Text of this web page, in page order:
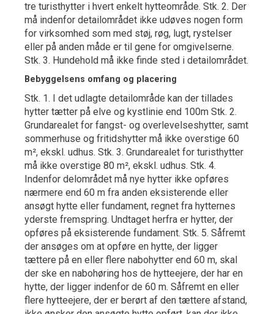
tre turisthytter i hvert enkelt hytteområde. Stk. 2. Der
må indenfor detailområdet ikke udøves nogen form
for virksomhed som med støj, røg, lugt, rystelser
eller på anden måde er til gene for omgivelserne.
Stk. 3. Hundehold må ikke finde sted i detailområdet.
Bebyggelsens omfang og placering
Stk. 1. I det udlagte detailområde kan der tillades
hytter tætter på elve og kystlinie end 100m Stk. 2.
Grundarealet for fangst- og overlevelseshytter, samt
sommerhuse og fritidshytter må ikke overstige 60
m², ekskl. udhus. Stk. 3. Grundarealet for turisthytter
må ikke overstige 80 m², ekskl. udhus. Stk. 4.
Indenfor delområdet må nye hytter ikke opføres
nærmere end 60 m fra anden eksisterende eller
ansøgt hytte eller fundament, regnet fra hytternes
yderste fremspring. Undtaget herfra er hytter, der
opføres på eksisterende fundament. Stk. 5. Såfremt
der ansøges om at opføre en hytte, der ligger
tættere på en eller flere nabohytter end 60 m, skal
der ske en nabohøring hos de hytteejere, der har en
hytte, der ligger indenfor de 60 m. Såfremt en eller
flere hytteejere, der er berørt af den tættere afstand,